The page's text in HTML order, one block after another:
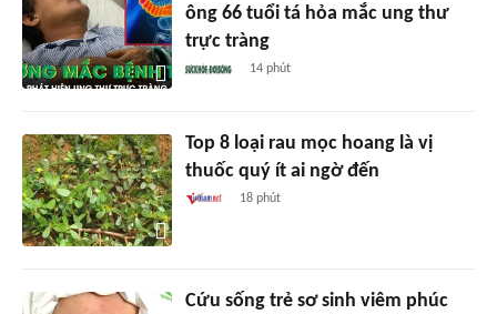
ông 66 tuổi tá hỏa mắc ung thư
trực tràng
14 phút
Top 8 loại rau mọc hoang là vị
thuốc quý ít ai ngờ đến
18 phút
Cứu sống trẻ sơ sinh viêm phúc